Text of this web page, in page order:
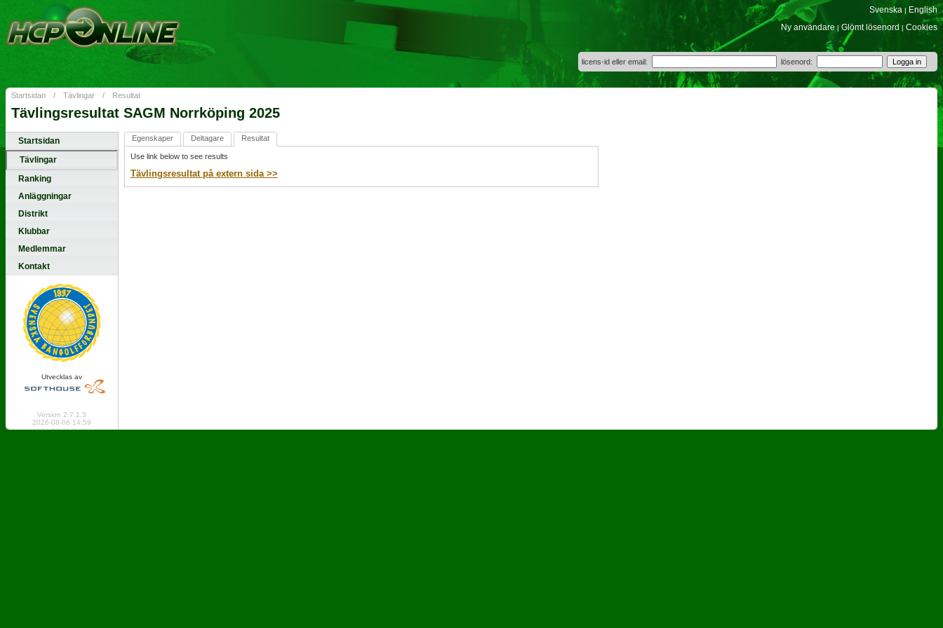
Svenska | English
Ny användare | Glömt lösenord | Cookies
licens-id eller email: lösenord:
Startsidan / Tävlingar / Resultat
Tävlingsresultat SAGM Norrköping 2025
Startsidan
Tävlingar
Ranking
Anläggningar
Distrikt
Klubbar
Medlemmar
Kontakt
Utvecklas av
Version 2.7.1.3
2026-08-06 14:59
Egenskaper Deltagare Resultat
Use link below to see results
Tävlingsresultat på extern sida >>